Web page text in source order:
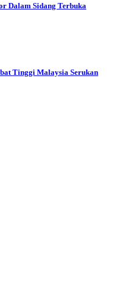
Dalam Sidang Terbuka
Tinggi Malaysia Serukan